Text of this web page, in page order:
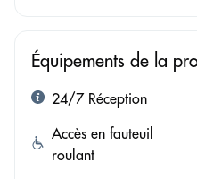
Équipements de la
24/7 Réception
Accès en fauteuil
roulant